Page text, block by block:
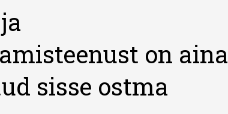
on aina
sisse ostma